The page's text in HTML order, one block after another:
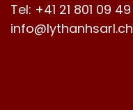
Tel: +41 21 801 09 49
info@lythanhsarl.ch